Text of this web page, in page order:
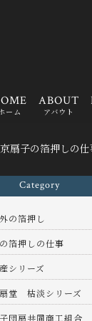
ーム
ABOUT
アバウト
京扇子の箔押しの仕
Category
の箔押し
箔押しの仕事
シリーズ
堂 枯淡シリーズ